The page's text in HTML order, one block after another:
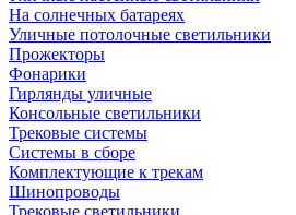
На солнечных батареях
Уличные потолочные светильники
Прожекторы
Фонарики
Гирлянды уличные
Консольные светильники
Трековые системы
Системы в сборе
Комплектующие к трекам
Шинопроводы
Трековые светильники